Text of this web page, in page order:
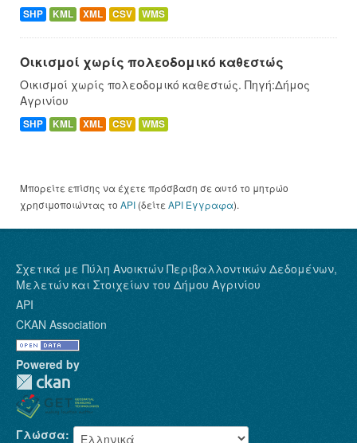
SHP KML XML CSV WMS
Οικισμοί χωρίς πολεοδομικό καθεστώς
Οικισμοί χωρίς πολεοδομικό καθεστώς. Πηγή:Δήμος
Αγρινίου
SHP KML XML CSV WMS
Μπορείτε επίσης να έχετε πρόσβαση σε αυτό το μητρώο
χρησιμοποιώντας το API (δείτε API Έγγραφα).
Σχετικά με Πύλη Ανοικτών Περιβαλλοντικών Δεδομένων,
Μελετών και Στοιχείων του Δήμου Αγρινίου
API
CKAN Association
Powered by
Γλώσσα